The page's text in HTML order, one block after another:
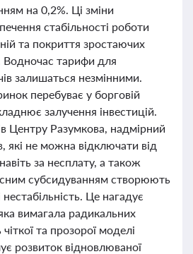
на 0,2%. Ці зміни
стабільності роботи
та покриття зростаючих
Водночас тарифи для
залишаться незмінними.
перебуває у борговій
залучення інвестицій.
Центру Разумкова, надмірний
які не можна відключати від
за несплату, а також
субсидуванням створюють
Це нагадує
вимагала радикальних
та прозорої моделі
розвиток відновлюваної